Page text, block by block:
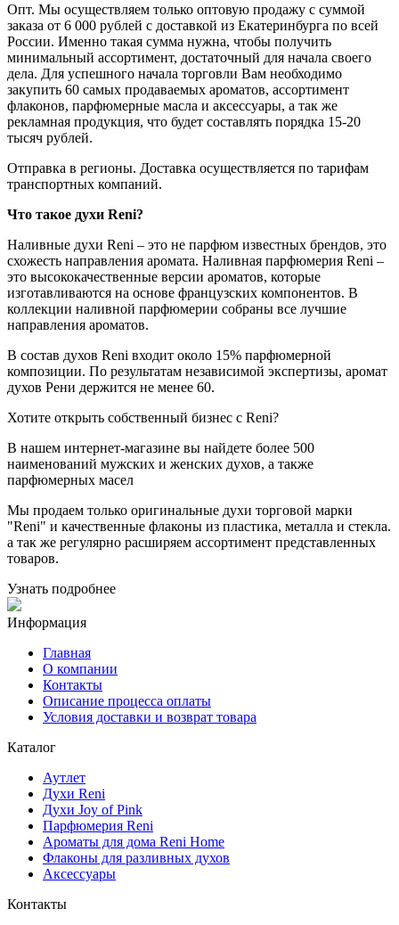
Опт. Мы осуществляем только оптовую продажу с суммой
заказа от 6 000 рублей с доставкой из Екатеринбурга по всей
России. Именно такая сумма нужна, чтобы получить
минимальный ассортимент, достаточный для начала своего
дела. Для успешного начала торговли Вам необходимо
закупить 60 самых продаваемых ароматов, ассортимент
флаконов, парфюмерные масла и аксессуары, а так же
рекламная продукция, что будет составлять порядка 15-20
тысяч рублей.
Отправка в регионы. Доставка осуществляется по тарифам
транспортных компаний.
Что такое духи Reni?
Наливные духи Reni – это не парфюм известных брендов, это
схожесть направления аромата. Наливная парфюмерия Reni –
это высококачественные версии ароматов, которые
изготавливаются на основе французских компонентов. В
коллекции наливной парфюмерии собраны все лучшие
направления ароматов.
В состав духов Reni входит около 15% парфюмерной
композиции. По результатам независимой экспертизы, аромат
духов Рени держится не менее 60.
Хотите открыть собственный бизнес с Reni?
В нашем интернет-магазине вы найдете более 500
наименований мужских и женских духов, а также
парфюмерных масел
Мы продаем только оригинальные духи торговой марки
"Reni" и качественные флаконы из пластика, металла и стекла.
а так же регулярно расширяем ассортимент представленных
товаров.
Узнать подробнее
Информация
Главная
О компании
Контакты
Описание процесса оплаты
Условия доставки и возврат товара
Каталог
Аутлет
Духи Reni
Духи Joy of Pink
Парфюмерия Reni
Ароматы для дома Reni Home
Флаконы для разливных духов
Аксессуары
Контакты